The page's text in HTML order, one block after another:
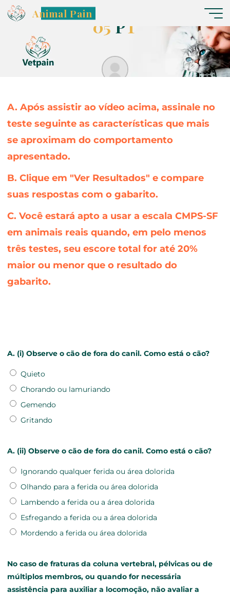
Animal Pain
C ãesGlas
05 PT
A. Após assistir ao vídeo acima, assinale no
teste seguinte as características que mais
se aproximam do comportamento
apresentado.
B. Clique em "Ver Resultados" e compare
suas respostas com o gabarito.
C. Você estará apto a usar a escala CMPS-SF
em animais reais quando, em pelo menos
três testes, seu escore total for até 20%
maior ou menor que o resultado do
gabarito.
A. (i) Observe o cão de fora do canil. Como está o cão?
Quieto
Chorando ou lamuriando
Gemendo
Gritando
A. (ii) Observe o cão de fora do canil. Como está o cão?
Ignorando qualquer ferida ou área dolorida
Olhando para a ferida ou área dolorida
Lambendo a ferida ou a área dolorida
Esfregando a ferida ou a área dolorida
Mordendo a ferida ou área dolorida
No caso de fraturas da coluna vertebral, pélvicas ou de
múltiplos membros, ou quando for necessária
assistência para auxiliar a locomoção, não avaliar a